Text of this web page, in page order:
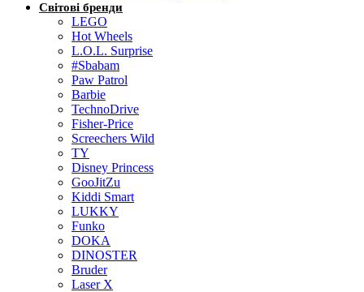
Світові бренди
LEGO
Hot Wheels
L.O.L. Surprise
#Sbabam
Paw Patrol
Barbie
TechnoDrive
Fisher-Price
Screechers Wild
TY
Disney Princess
GooJitZu
Kiddi Smart
LUKKY
Funko
DOKA
DINOSTER
Bruder
Laser X